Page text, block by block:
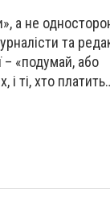
а не
та
– «подумай, або
ті, хто